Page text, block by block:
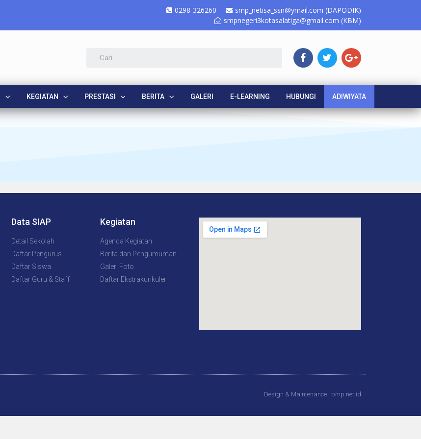
0298-326260
smp_netisa_ssn@ymail.com (DAPODIK)
smpnegeri3kotasalatiga@gmail.com (KBM)
KEGIATAN PRESTASI BERITA GALERI E-LEARNING HUBUNGI ADIWIYATA
Data SIAP
Detail Sekolah
Daftar Pengurus
Daftar Siswa
Daftar Guru & Staff
Kegiatan
Agenda Kegiatan
Berita dan Pengumuman
Galeri Foto
Daftar Ekstrakurikuler
Design & Maintenance : bmp.net.id